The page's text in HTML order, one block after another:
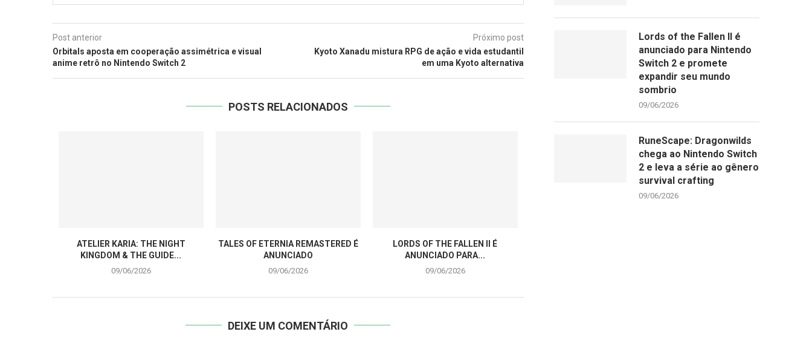
Post anterior
Orbitals aposta em cooperação assimétrica e visual
anime retrô no Nintendo Switch 2
Próximo post
Kyoto Xanadu mistura RPG de ação e vida estudantil
em uma Kyoto alternativa
POSTS RELACIONADOS
ATELIER KARIA: THE NIGHT
KINGDOM & THE GUIDE...
09/06/2026
TALES OF ETERNIA REMASTERED É
ANUNCIADO
09/06/2026
LORDS OF THE FALLEN II É
ANUNCIADO PARA...
09/06/2026
DEIXE UM COMENTÁRIO
Lords of the Fallen II é
anunciado para Nintendo
Switch 2 e promete
expandir seu mundo
sombrio
09/06/2026
RuneScape: Dragonwilds
chega ao Nintendo Switch
2 e leva a série ao gênero
survival crafting
09/06/2026